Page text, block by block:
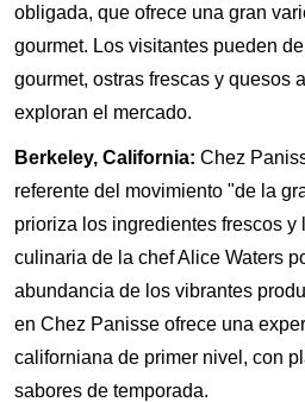
obligada, que ofrece una gran
gourmet. Los visitantes pueden
gourmet, ostras frescas y quesos
exploran el mercado.
Berkeley, California: Chez
referente del movimiento "de la
prioriza los ingredientes frescos y
culinaria de la chef Alice Waters
abundancia de los vibrantes
en Chez Panisse ofrece una
californiana de primer nivel, con
sabores de temporada.